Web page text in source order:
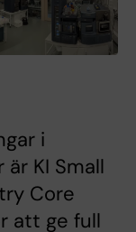
i
KI Small
Core
att ge full